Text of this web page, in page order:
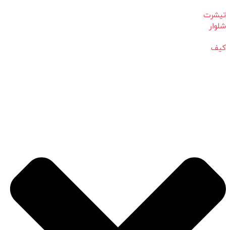
تیشرت
شلوار
کیف